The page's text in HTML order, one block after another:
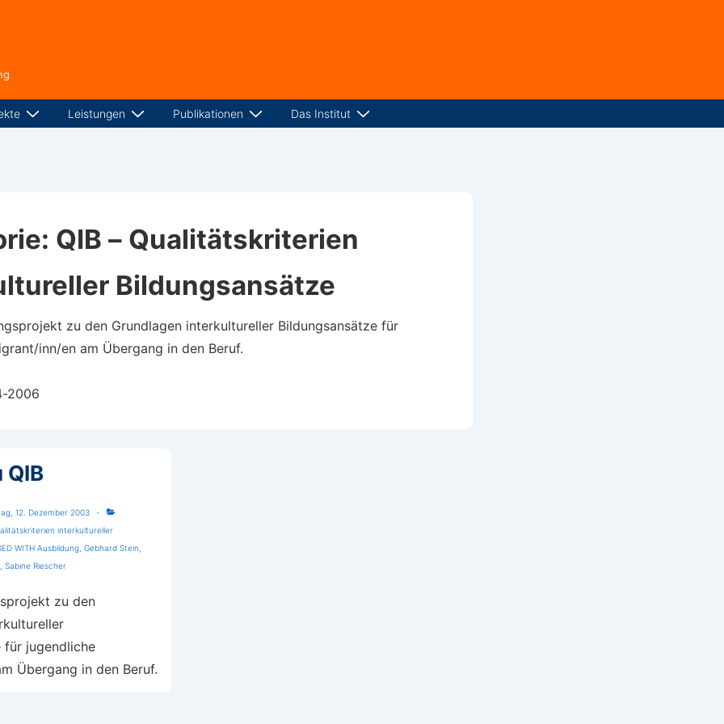
Leistungen Publikationen Das Institut
QIB – Qualitätskriterien
Bildungsansätze
zu den Grundlagen interkultureller Bildungsansätze für
inn/en am Übergang in den Beruf.
2006
QIB
12. Dezember 2003
interkultureller
WITHAusbildung ,Gebhard Stein
Sabine Riescher
zu den
für jugendliche
Übergang in den Beruf.